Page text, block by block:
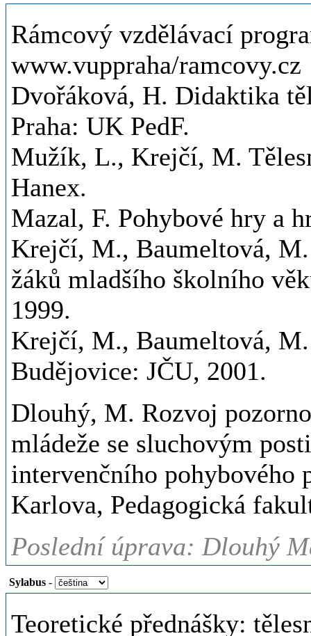
Rámcový vzdělávací
www.vuppraha/ramcovy.cz
Dvořáková, H. Didaktika
Praha: UK PedF.
Mužík, L., Krejčí, M.
Hanex.
Mazal, F. Pohybové hry a
Krejčí, M., Baumeltová,
žáků mladšího školního
1999.
Krejčí, M., Baumeltová,
Budějovice: JČU, 2001.
Dlouhý, M. Rozvoj
mládeže se sluchovým
intervenčního pohybového
Karlova, Pedagogická
Poslední úprava: Dlouhý
Sylabus -
Teoretické přednášky: